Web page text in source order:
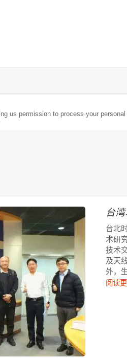
us permission to process your
台
台北
术研
技术
及天
外，
阅读